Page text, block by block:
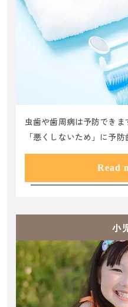
虫歯や歯周病は予防でき
「悪くしないため」に予
Read
小